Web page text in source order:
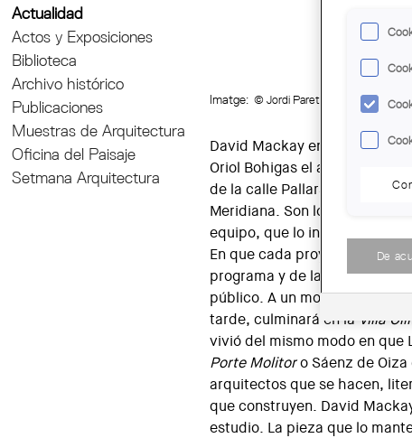
Actualidad
Actos y Exposiciones
Biblioteca
Archivo histórico
Publicaciones
Muestras de Arquitectura
Oficina del Paisaje
Setmana Arquitectura
Imatge: © Jordi Pareto. Col·legi
David Mackay entró en el
Oriol Bohigas el año 1959,
de la calle Pallars y poco
Meridiana. Son los años en
equipo, que lo incorpora
En que cada proyecto,
programa y de la escala, es
público. A un modo de hacer
tarde, culminará en la Villa
vivió del mismo modo en que
Porte Molitoro Sáenz de Oiza
arquitectos que se hacen,
que construyen. David
estudio. La pieza que lo
De